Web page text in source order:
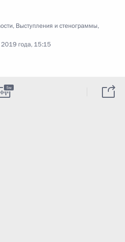
, Выступления и стенограммы,
года, 15:15
5м